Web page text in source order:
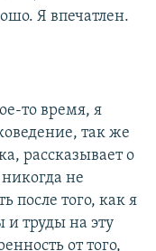
Я впечатлен.
то время, я
так же
рассказывает о
не
после того, как я
труды на эту
от того,